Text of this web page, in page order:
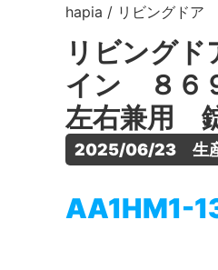
hapia / リビングドア
リビング
イン ８６
左右兼用
2025/06/23　生
AA1HM1-